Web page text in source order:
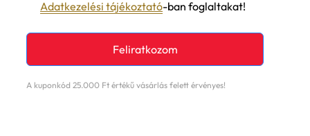
Feliratkozom
A kuponkód 25.000 Ft értékű vásárlás felett érvényes!